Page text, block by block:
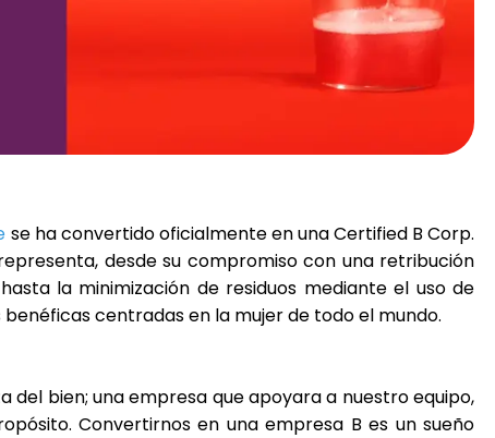
Ayuda
ask@scrambleup.com
se ha convertido oficialmente en unaCertified B Corp.
desde su compromiso con una retribución
la minimización de residuos mediante el uso de
centradas en la mujer de todo el mundo.
bien; una empresa que apoyara a nuestro equipo,
Convertirnos en una empresa B es un sueño